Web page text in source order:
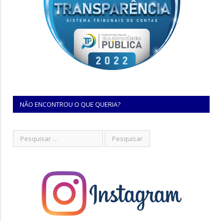
NÃO ENCONTROU O QUE QUERIA?